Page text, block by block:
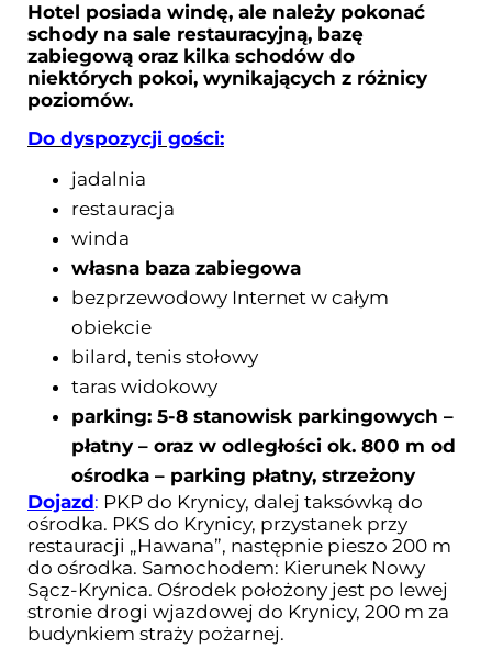
Hotel posiada windę, ale należy pokonać
schody na sale restauracyjną, bazę
zabiegową oraz kilka schodów do
niektórych pokoi, wynikających z różnicy
poziomów.
Do dyspozycji gości:
jadalnia
restauracja
winda
własna baza zabiegowa
bezprzewodowy Internet w całym
obiekcie
bilard, tenis stołowy
taras widokowy
parking: 5-8 stanowisk parkingowych –
płatny – oraz w odległości ok. 800 m od
ośrodka – parking płatny, strzeżony
Dojazd: PKP do Krynicy, dalej taksówką do
ośrodka. PKS do Krynicy, przystanek przy
restauracji „Hawana”, następnie pieszo 200 m
do ośrodka. Samochodem: Kierunek Nowy
Sącz-Krynica. Ośrodek położony jest po lewej
stronie drogi wjazdowej do Krynicy, 200 m za
budynkiem straży pożarnej.